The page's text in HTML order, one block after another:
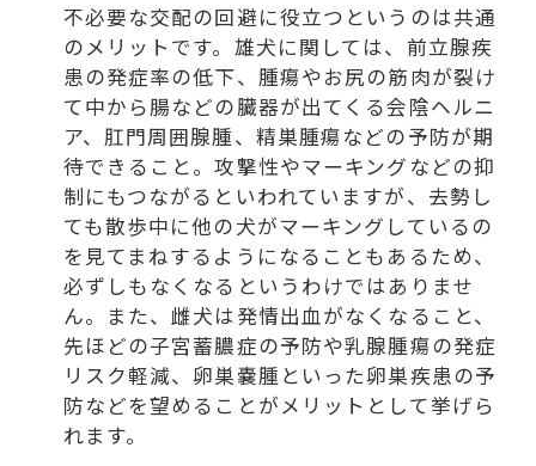
不必要な交配の回避に役立つというのは共通
のメリットです。雄犬に関しては、前立腺疾
患の発症率の低下、腫瘍やお尻の筋肉が裂け
て中から腸などの臓器が出てくる会陰ヘルニ
ア、肛門周囲腺腫、精巣腫瘍などの予防が期
待できること。攻撃性やマーキングなどの抑
制にもつながるといわれていますが、去勢し
ても散歩中に他の犬がマーキングしているの
を見てまねするようになることもあるため、
必ずしもなくなるというわけではありませ
ん。また、雌犬は発情出血がなくなること、
先ほどの子宮蓄膿症の予防や乳腺腫瘍の発症
リスク軽減、卵巣嚢腫といった卵巣疾患の予
防などを望めることがメリットとして挙げら
れます。